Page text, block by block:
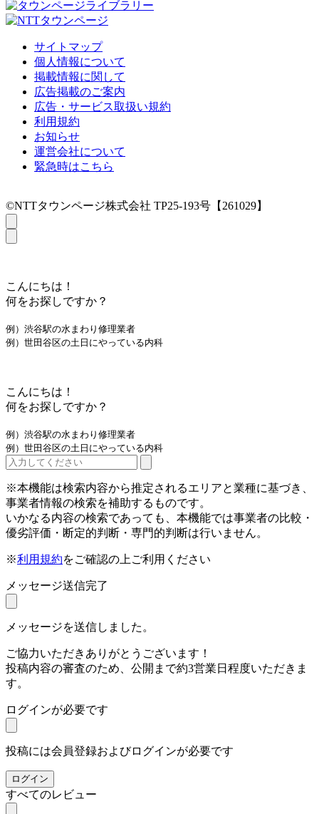
サイトマップ
個人情報について
掲載情報に関して
広告掲載のご案内
広告・サービス取扱い規約
利用規約
お知らせ
運営会社について
緊急時はこちら
©NTTタウンページ株式会社 TP25-193号【261029】
こんにちは！
何をお探しですか？
例）渋谷駅の水まわり修理業者
例）世田谷区の土日にやっている内科
こんにちは！
何をお探しですか？
例）渋谷駅の水まわり修理業者
例）世田谷区の土日にやっている内科
※本機能は検索内容から推定されるエリアと業種に基づき、
事業者情報の検索を補助するものです。
いかなる内容の検索であっても、本機能では事業者の比較・
優劣評価・断定的判断・専門的判断は行いません。
※利用規約をご確認の上ご利用ください
メッセージ送信完了
メッセージを送信しました。
ご協力いただきありがとうございます！
投稿内容の審査のため、公開まで約3営業日程度いただきま
す。
ログインが必要です
投稿には会員登録およびログインが必要です
ログイン
すべてのレビュー